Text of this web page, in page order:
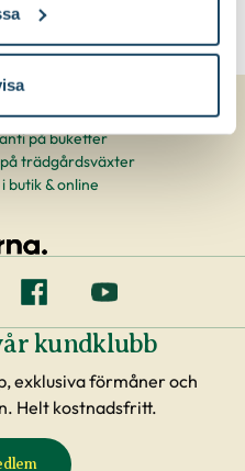
på buketter
trädgårdsväxter
butik & online
kundklubb
exklusiva förmåner och
Helt kostnadsfritt.